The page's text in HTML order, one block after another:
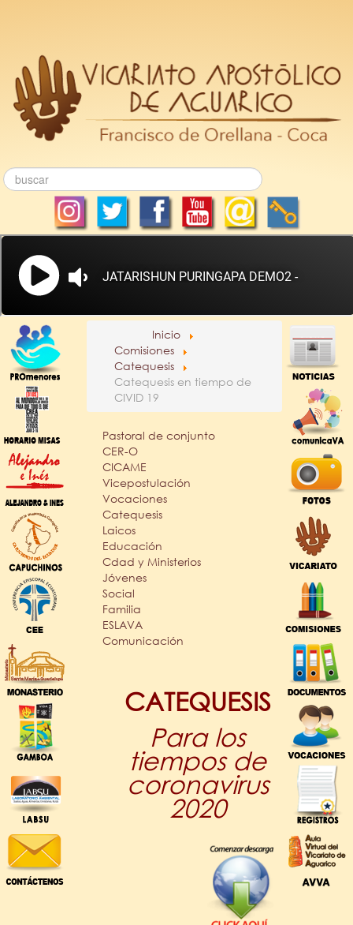
Inicio
Comisiones
Catequesis
Catequesis en tiempo de
CIVID 19
Pastoral de conjunto
CER-O
CICAME
Vicepostulación
Vocaciones
Catequesis
Laicos
Educación
Cdad y Ministerios
Jóvenes
Social
Familia
ESLAVA
Comunicación
CATEQUESIS
Para los
tiempos de
coronavirus
2020